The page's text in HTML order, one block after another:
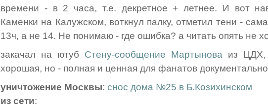
времени - в 2 часа, т.е. декретное + летнее. И вот
Каменки на Калужском, воткнул палку, отметил тени -
13ч, а не 14. Не понимаю - где ошибка? а читать опять не
закачал на ютуб Стену-сообщение Мартынова из ЦДХ,
хорошая, но - полная и ценная для фанатов
уничтожение Москвы: снос дома №25 в Б.Козихинском
из сети: